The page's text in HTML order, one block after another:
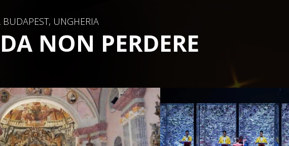
UNGHERIA
NON PERDERE